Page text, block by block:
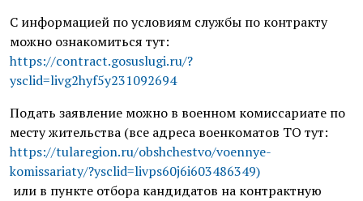
С информацией по условиям службы по контракту
можно ознакомиться тут:
https://contract.gosuslugi.ru/?
ysclid=livg2hyf5y231092694
Подать заявление можно в военном комиссариате по
месту жительства (все адреса военкоматов ТО тут:
https://tularegion.ru/obshchestvo/voennye-
komissariaty/?ysclid=livps60j6i603486349)
или в пункте отбора кандидатов на контрактную